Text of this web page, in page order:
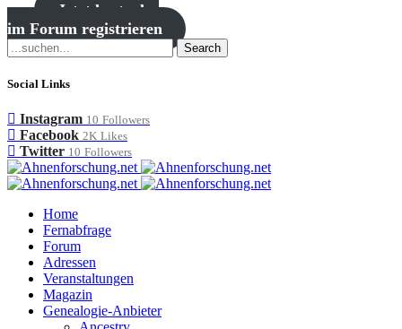
Jetzt kostenlos
im Forum registrieren
Search
Social Links
Instagram 10 Followers
Facebook 2K Likes
Twitter 10 Followers
Home
Fernabfrage
Forum
Adressen
Veranstaltungen
Magazin
Genealogie-Anbieter